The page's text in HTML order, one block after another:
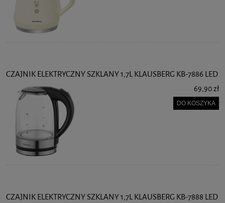
CZAJNIK ELEKTRYCZNY SZKLANY 1,7L KLAUSBERG KB-7886 LED
69,90 zł
DO KOSZYKA
CZAJNIK ELEKTRYCZNY SZKLANY 1,7L KLAUSBERG KB-7888 LED